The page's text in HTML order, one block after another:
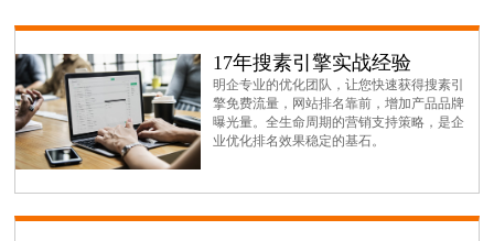
17年搜素引擎实战经验
明企专业的优化团队，让您快速获得搜素引
擎免费流量，网站排名靠前，增加产品品牌
曝光量。全生命周期的营销支持策略，是企
业优化排名效果稳定的基石。